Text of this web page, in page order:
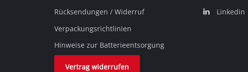
Rücksendungen / Widerruf
Verpackungsrichtlinien
Hinweise zur Batterieentsorgung
Vertrag widerrufen
Linkedin